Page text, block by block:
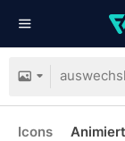
Icons